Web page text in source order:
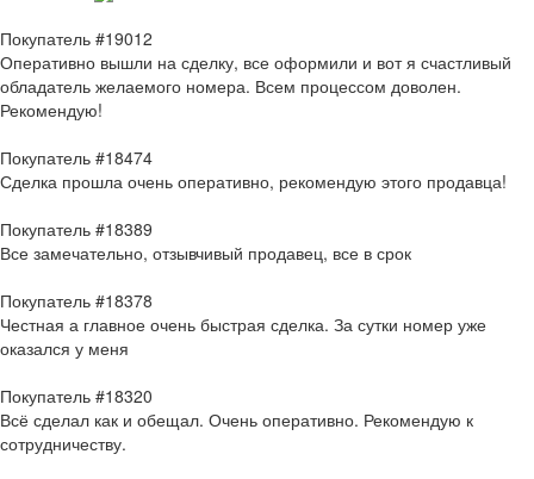
Покупатель #19012
Оперативно вышли на сделку, все оформили и вот я счастливый
обладатель желаемого номера. Всем процессом доволен.
Рекомендую!
Покупатель #18474
Сделка прошла очень оперативно, рекомендую этого продавца!
Покупатель #18389
Все замечательно, отзывчивый продавец, все в срок
Покупатель #18378
Честная а главное очень быстрая сделка. За сутки номер уже
оказался у меня
Покупатель #18320
Всё сделал как и обещал. Очень оперативно. Рекомендую к
сотрудничеству.